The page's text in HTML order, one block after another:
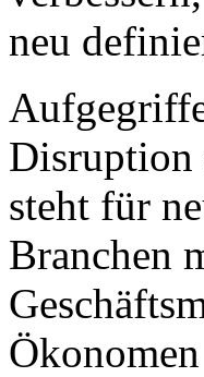
neu
Disruption
steht für
Branchen